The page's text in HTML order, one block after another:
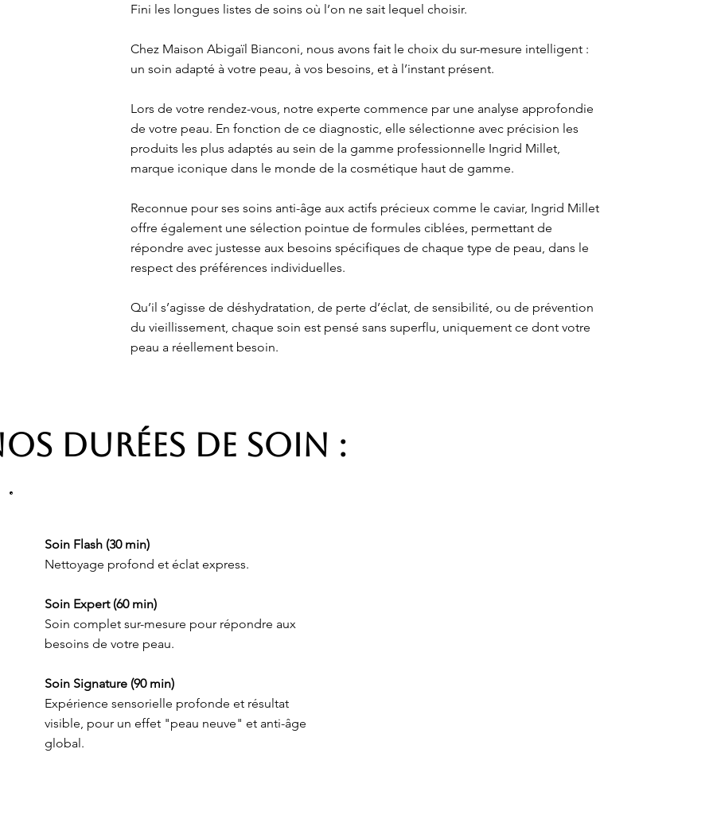
Fini les longues listes de soins où l’on ne sait lequel choisir.
Chez Maison Abigaïl Bianconi, nous avons fait le choix du sur-mesure intelligent :
un soin adapté à votre peau, à vos besoins, et à l’instant présent.
Lors de votre rendez-vous, notre experte commence par une analyse approfondie
de votre peau. En fonction de ce diagnostic, elle sélectionne avec précision les
produits les plus adaptés au sein de la gamme professionnelle Ingrid Millet,
marque iconique dans le monde de la cosmétique haut de gamme.
Reconnue pour ses soins anti-âge aux actifs précieux comme le caviar, Ingrid Millet
offre également une sélection pointue de formules ciblées, permettant de
répondre avec justesse aux besoins spécifiques de chaque type de peau, dans le
respect des préférences individuelles.
Qu’il s’agisse de déshydratation, de perte d’éclat, de sensibilité, ou de prévention
du vieillissement, chaque soin est pensé sans superflu, uniquement ce dont votre
peau a réellement besoin.
DURÉES DE SOIN :
Soin Flash (30 min)
Nettoyage profond et éclat express.
Soin Expert (60 min)
Soin complet sur-mesure pour répondre aux
besoins de votre peau.
Soin Signature (90 min)
Expérience sensorielle profonde et résultat
visible, pour un effet "peau neuve" et anti-âge
global.